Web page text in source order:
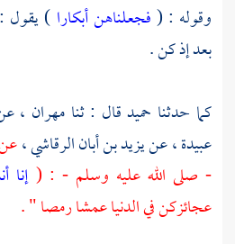
وقوله : (فجعلناهن أبكارا ) يقول
بعد إذ كن .
كما حدثنا حميدقال : ثنامهران ،
عبيدة، عنيزيد بن أبان الرقاشي،
- صلى الله عليه وسلم - : (إنا
عجائزكن في الدنيا عمشا رمصا " .